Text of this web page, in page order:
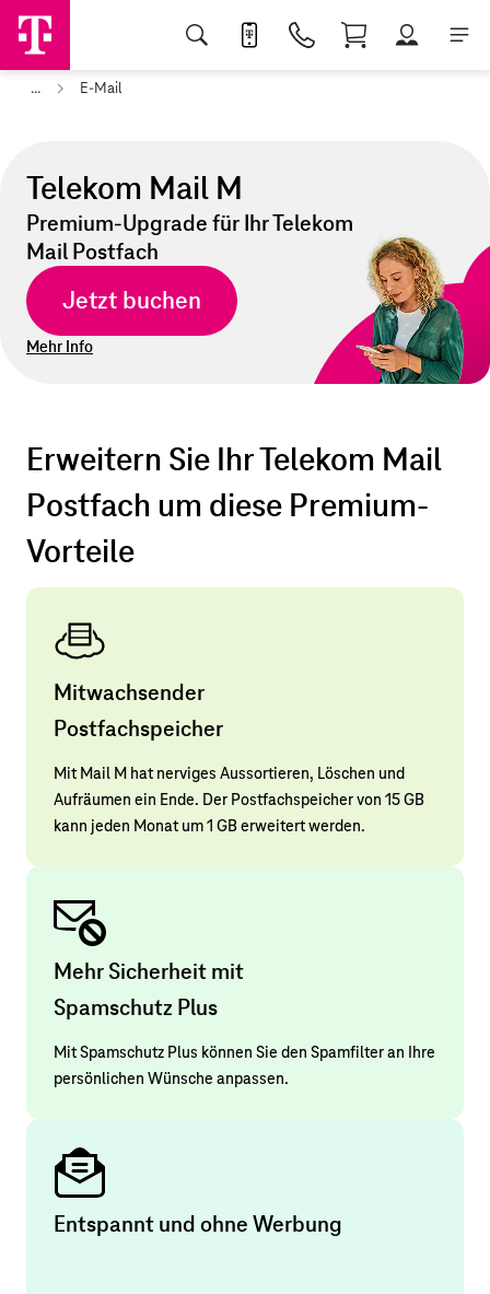
... E-Mail
Telekom Mail M
Premium-Upgrade für Ihr Telekom
Mail Postfach
Jetzt buchen
Mehr Info
Erweitern Sie Ihr Telekom Mail
Postfach um diese Premium-
Vorteile
Mitwachsender
Postfachspeicher
Mit Mail M hat nerviges Aussortieren, Löschen und
Aufräumen ein Ende. Der Postfachspeicher von 15 GB
kann jeden Monat um 1 GB erweitert werden.
Mehr Sicherheit mit
Spamschutz Plus
Mit Spamschutz Plus können Sie den Spamfilter an Ihre
persönlichen Wünsche anpassen.
Entspannt und ohne Werbung